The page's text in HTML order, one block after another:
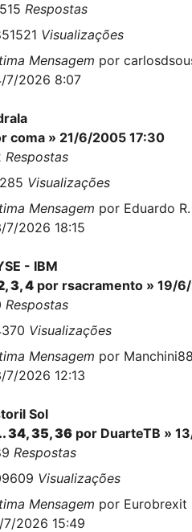
Respostas
Visualizações
Mensagem por
7/2026 8:07
coma » 21/6/2005 17:30
Respostas
Visualizações
Mensagem por Eduardo R.
7/2026 18:15
- IBM
,3,4 por rsacramento » 19/
Respostas
Visualizações
Mensagem por
7/2026 12:13
Sol
34,35,36 por DuarteTB »
Respostas
Visualizações
Mensagem por Eurobrexit
7/2026 15:49